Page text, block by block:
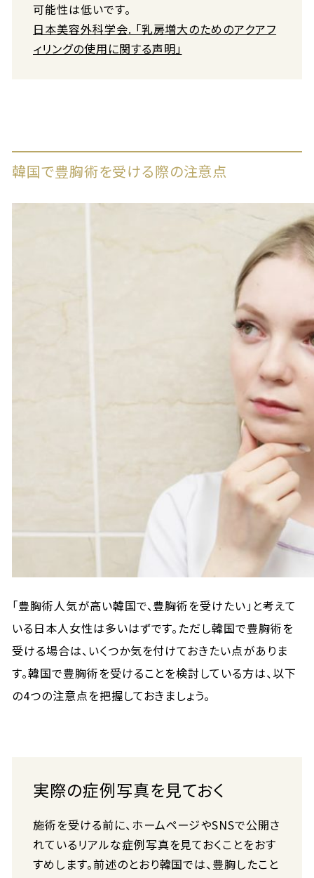
可能性は低いです。
日本美容外科学会. 「乳房増大のためのアクアフ
ィリングの使用に関する声明」
韓国で豊胸術を受ける際の注意点
「豊胸術人気が高い韓国で、豊胸術を受けたい」と考えて
いる日本人女性は多いはずです。ただし韓国で豊胸術を
受ける場合は、いくつか気を付けておきたい点がありま
す。韓国で豊胸術を受けることを検討している方は、以下
の4つの注意点を把握しておきましょう。
実際の症例写真を見ておく
施術を受ける前に、ホームページやSNSで公開さ
れているリアルな症例写真を見ておくことをおす
すめします。前述のとおり韓国では、豊胸したこと